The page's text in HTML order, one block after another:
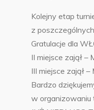
Kolejny etap
z poszczególnych
Gratulacje dla
II miejsce zajął –
III miejsce zajął –
Bardzo
w organizowaniu